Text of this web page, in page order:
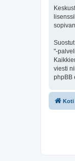
"-
viesti
phpBB
Koti